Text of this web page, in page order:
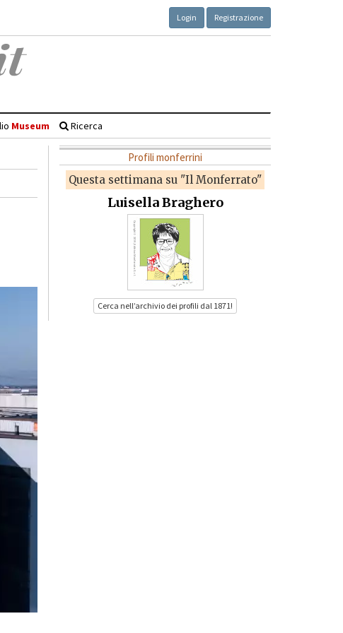
Login Registrazione
Museum Ricerca
Profili monferrini
Questa settimana su "Il Monferrato"
Luisella Braghero
Cerca nell’archivio dei profili dal 1871!